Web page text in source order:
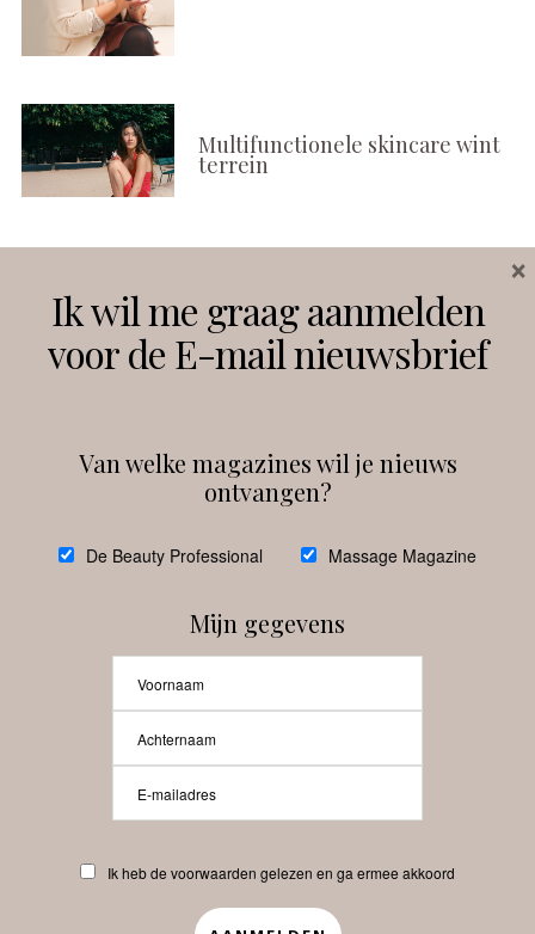
Multifunctionele skincare wint
terrein
Instagram Facebook
debeautyprofessional
Beauty-Pro.nl
Abonneren Contact
Ik wil me graag aanmelden
voor de E-mail nieuwsbrief
Van welke magazines wil je nieuws
ontvangen?
De Beauty Professional Massage Magazine
Mijn gegevens
Ik heb de voorwaarden gelezen en ga ermee akkoord
×